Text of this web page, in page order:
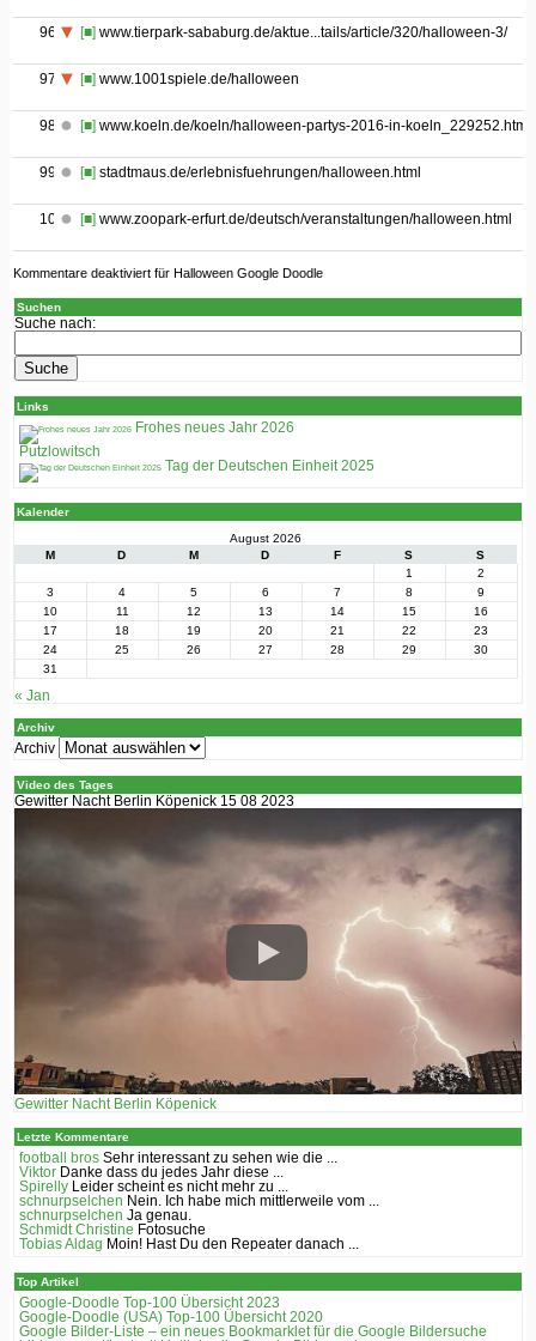
96 [■] www.tierpark-sababurg.de/aktue...tails/article/320/halloween-3/
97 [■] www.1001spiele.de/halloween
98 [■] www.koeln.de/koeln/halloween-partys-2016-in-koeln_229252.html
99 [■] stadtmaus.de/erlebnisfuehrungen/halloween.html
100 [■] www.zoopark-erfurt.de/deutsch/veranstaltungen/halloween.html
Kommentare deaktiviertfür Halloween Google Doodle
Suchen
Suche nach:
Links
Frohes neues Jahr 2026
Putzlowitsch
Tag der Deutschen Einheit 2025
Kalender
August 2026
M
D M D F S
S
1
2
3
4 5 6 7 8
9
10
11 12 13 14 15
16
17
18 19 20 21 22
23
24
25 26 27 28 29
30
31
« Jan
Archiv
Archiv
Video des Tages
Gewitter Nacht Berlin Köpenick 15 08 2023
Gewitter Nacht Berlin Köpenick
Letzte Kommentare
football bros Sehr interessant zu sehen wie die ...
Viktor Danke dass du jedes Jahr diese ...
Spirelly
Leider scheint es nicht mehr zu ...
schnurpselchen Nein. Ich habe mich mittlerweile vom ...
schnurpselchen Ja genau.
Schmidt Christine Fotosuche
Tobias Aldag Moin! Hast Du den Repeater danach ...
Top Artikel
Google-Doodle Top-100 Übersicht 2023
Google-Doodle (USA) Top-100 Übersicht 2020
Google Bilder-Liste – ein neues Bookmarklet für die Google Bildersuche